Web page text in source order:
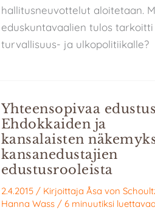
hallitusneuvottelut aloitetaan.
eduskuntavaalien tulos tarkoitti
turvallisuus- ja ulkopolitiikalle?
Yhteensopivaa
Ehdokkaiden ja
kansalaisten
kansanedustajien
edustusrooleista
2.4.2015 / Kirjoittaja Åsa von
Hanna Wass/ 6 minuutiksi luettavaa